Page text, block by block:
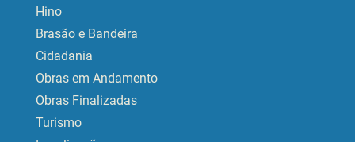
Hino
Brasão e Bandeira
Cidadania
Obras em Andamento
Obras Finalizadas
Turismo